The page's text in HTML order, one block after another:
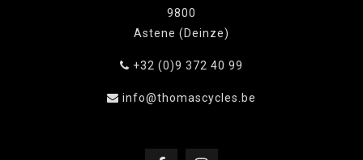
9800
Astene (Deinze)
+32 (0)9 372 40 99
info@thomascycles.be